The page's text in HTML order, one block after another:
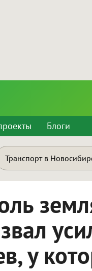
Блоги
Транспорт в
у